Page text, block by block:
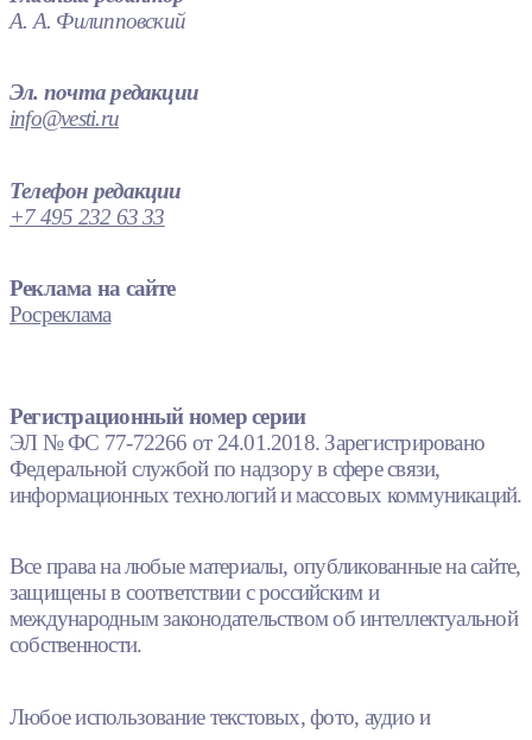
А. А. Филипповский
Эл. почта редакции
info@vesti.ru
Телефон редакции
+7 495 232 63 33
Реклама на сайте
Росреклама
Регистрационный номер серии
ЭЛ № ФС 77-72266 от 24.01.2018. Зарегистрировано
Федеральной службой по надзору в сфере связи,
информационных технологий и массовых коммуникаций.
Все права на любые материалы, опубликованные на сайте,
защищены в соответствии с российским и
международным законодательством об интеллектуальной
собственности.
Любое использование текстовых, фото, аудио и